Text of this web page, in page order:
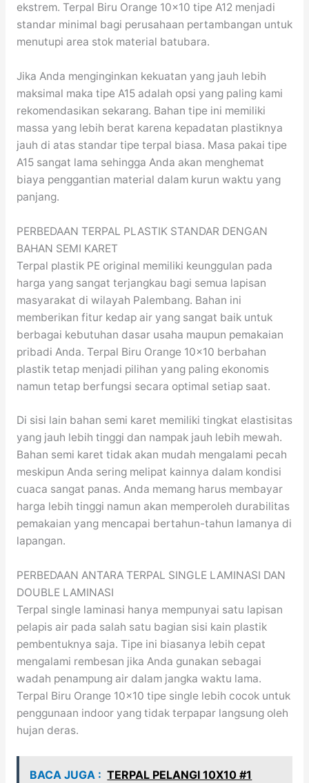
ekstrem. Terpal Biru Orange 10×10 tipe A12 menjadi
standar minimal bagi perusahaan pertambangan untuk
menutupi area stok material batubara.
Jika Anda menginginkan kekuatan yang jauh lebih
maksimal maka tipe A15 adalah opsi yang paling kami
rekomendasikan sekarang. Bahan tipe ini memiliki
massa yang lebih berat karena kepadatan plastiknya
jauh di atas standar tipe terpal biasa. Masa pakai tipe
A15 sangat lama sehingga Anda akan menghemat
biaya penggantian material dalam kurun waktu yang
panjang.
PERBEDAAN TERPAL PLASTIK STANDAR DENGAN
BAHAN SEMI KARET
Terpal plastik PE original memiliki keunggulan pada
harga yang sangat terjangkau bagi semua lapisan
masyarakat di wilayah Palembang. Bahan ini
memberikan fitur kedap air yang sangat baik untuk
berbagai kebutuhan dasar usaha maupun pemakaian
pribadi Anda. Terpal Biru Orange 10×10 berbahan
plastik tetap menjadi pilihan yang paling ekonomis
namun tetap berfungsi secara optimal setiap saat.
Di sisi lain bahan semi karet memiliki tingkat elastisitas
yang jauh lebih tinggi dan nampak jauh lebih mewah.
Bahan semi karet tidak akan mudah mengalami pecah
meskipun Anda sering melipat kainnya dalam kondisi
cuaca sangat panas. Anda memang harus membayar
harga lebih tinggi namun akan memperoleh durabilitas
pemakaian yang mencapai bertahun-tahun lamanya di
lapangan.
PERBEDAAN ANTARA TERPAL SINGLE LAMINASI DAN
DOUBLE LAMINASI
Terpal single laminasi hanya mempunyai satu lapisan
pelapis air pada salah satu bagian sisi kain plastik
pembentuknya saja. Tipe ini biasanya lebih cepat
mengalami rembesan jika Anda gunakan sebagai
wadah penampung air dalam jangka waktu lama.
Terpal Biru Orange 10×10 tipe single lebih cocok untuk
penggunaan indoor yang tidak terpapar langsung oleh
hujan deras.
BACA JUGA : TERPAL PELANGI 10X10 #1